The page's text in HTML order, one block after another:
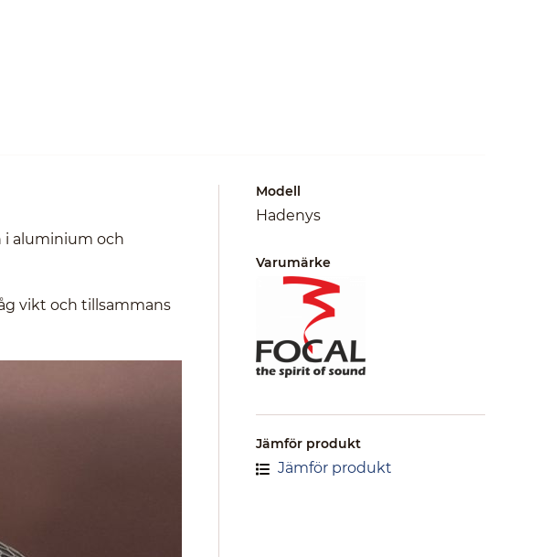
i aluminium och
vikt och tillsammans
Modell
Hadenys
Varumärke
Jämför produkt
Jämför produkt